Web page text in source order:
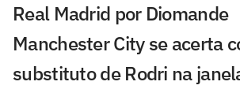
Real Madrid por Diomande
Manchester City se acerta
substituto de Rodri na